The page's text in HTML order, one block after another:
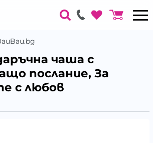
чаша с
послание, За
с любов